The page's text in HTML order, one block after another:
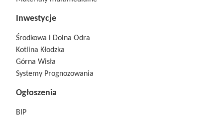
Inwestycje
Środkowa i Dolna Odra
Kotlina Kłodzka
Górna Wisła
Systemy Prognozowania
Ogłoszenia
BIP